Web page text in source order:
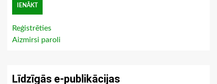
Reģistrēties
Aizmirsi paroli
Līdzīgās e-publikācijas